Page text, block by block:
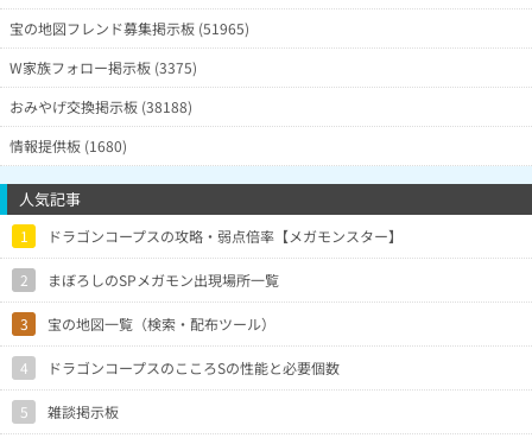
宝の地図フレンド募集掲示板 (51965)
W家族フォロー掲示板 (3375)
おみやげ交換掲示板 (38188)
情報提供板 (1680)
人気記事
1 ドラゴンコープスの攻略・弱点倍率【メガモンスター】
2 まぼろしのSPメガモン出現場所一覧
3 宝の地図一覧（検索・配布ツール）
4 ドラゴンコープスのこころSの性能と必要個数
5 雑談掲示板